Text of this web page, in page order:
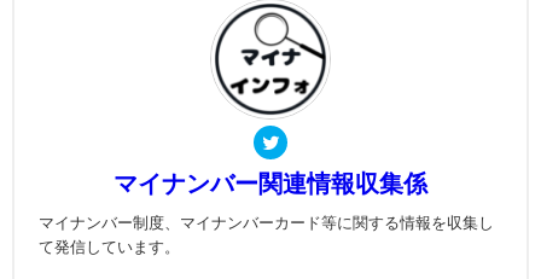
マイナンバー関連情報収集係
マイナンバー制度、マイナンバーカード等に関する情報を収集し
て発信しています。